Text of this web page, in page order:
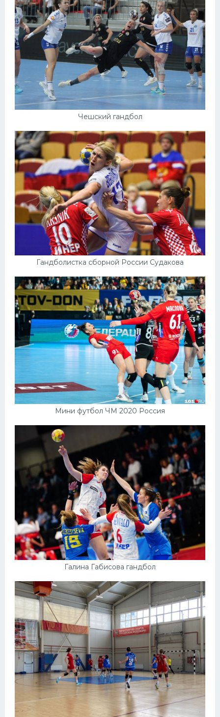
Чешский гандбол
Гандболистка сборной России Судакова
Мини футбол ЧМ 2020 Россия
Галина Габисова гандбол